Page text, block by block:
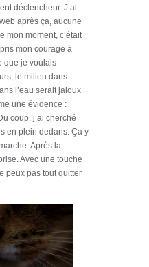
déclencheur. J’ai
après ça, aucune
mon moment, c’était
mon courage à
que je voulais
le milieu dans
l’eau serait jaloux
une évidence :
coup, j’ai cherché
en plein dedans. Ça y
Après la
Avec une touche
peux pas tout quitter